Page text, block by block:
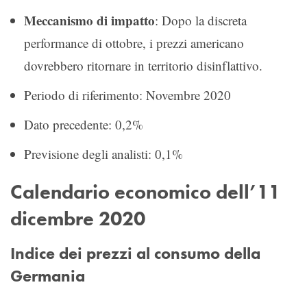
Meccanismo di impatto: Dopo la discreta
performance di ottobre, i prezzi americano
dovrebbero ritornare in territorio disinflattivo.
Periodo di riferimento: Novembre 2020
Dato precedente: 0,2%
Previsione degli analisti: 0,1%
Calendario economico dell’11
dicembre 2020
Indice dei prezzi al consumo della
Germania